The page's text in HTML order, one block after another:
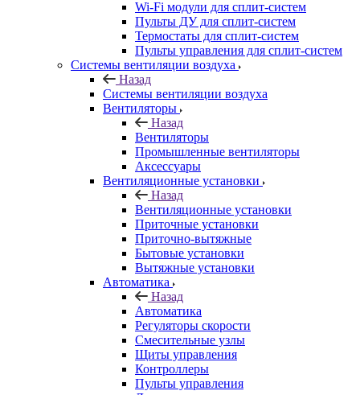
Wi-Fi модули для сплит-систем
Пульты ДУ для сплит-систем
Термостаты для сплит-систем
Пульты управления для сплит-систем
Системы вентиляции воздуха
Назад
Системы вентиляции воздуха
Вентиляторы
Назад
Вентиляторы
Промышленные вентиляторы
Аксессуары
Вентиляционные установки
Назад
Вентиляционные установки
Приточные установки
Приточно-вытяжные
Бытовые установки
Вытяжные установки
Автоматика
Назад
Автоматика
Регуляторы скорости
Смесительные узлы
Щиты управления
Контроллеры
Пульты управления